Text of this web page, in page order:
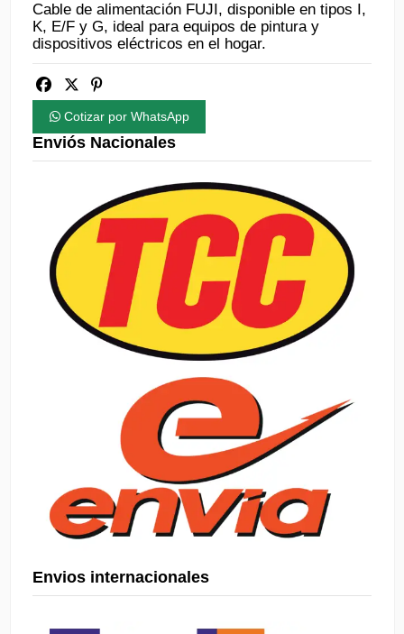
Cable de alimentación FUJI, disponible en tipos I,
K, E/F y G, ideal para equipos de pintura y
dispositivos eléctricos en el hogar.
Cotizar por WhatsApp
Enviós Nacionales
Envios internacionales